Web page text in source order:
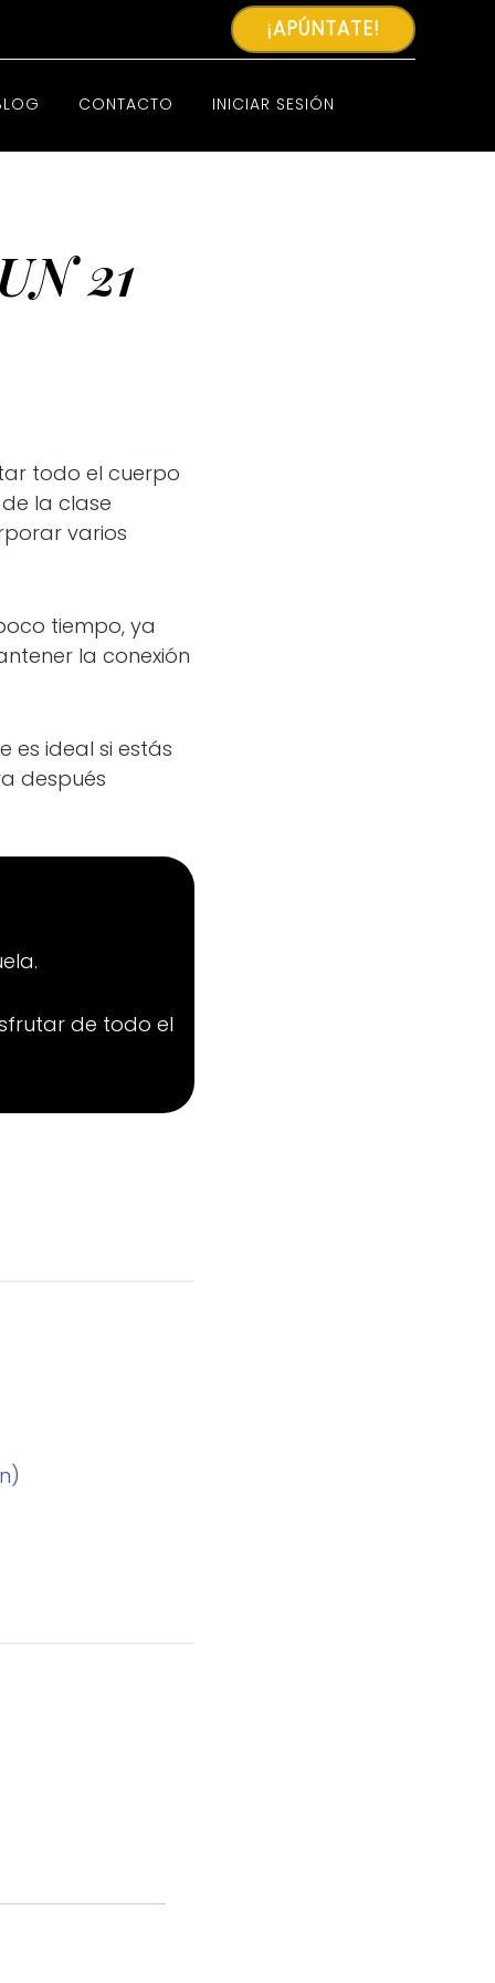
¡APÚNTATE!
CONTACTO INICIAR SESIÓN
21
todo el cuerpo
la clase
varios
tiempo, ya
la conexión
es ideal si estás
después
de todo el